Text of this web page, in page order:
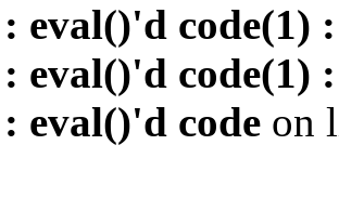
: eval()'d code(1)
: eval()'d code(1)
eval()'d code on